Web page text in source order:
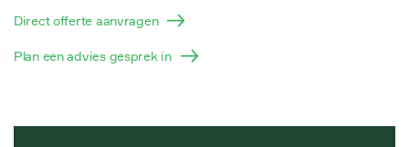
Direct offerte aanvragen
Plan een advies gesprek in